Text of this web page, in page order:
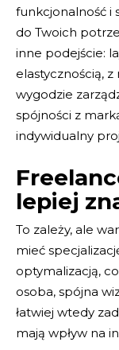
funkcjonalność i
do Twoich
inne podejście:
elastycznością, z
wygodzie
spójności z
indywidualny
lepiej
To zależy, ale
mieć
optymalizacją,
osoba, spójna
łatwiej wtedy
mają wpływ na